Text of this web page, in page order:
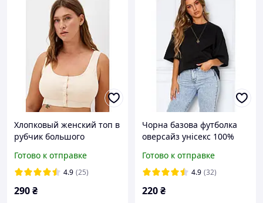
Хлопковый женский топ в
рубчик большого
вкладышами на широких
бретелях 4XL 5XL 6XL
Готово к отправке
4.9 (25)
290₴
Чорна базова футболка
оверсайз унісекс 100%
Valueweight
Готово к отправке
4.9 (32)
220₴